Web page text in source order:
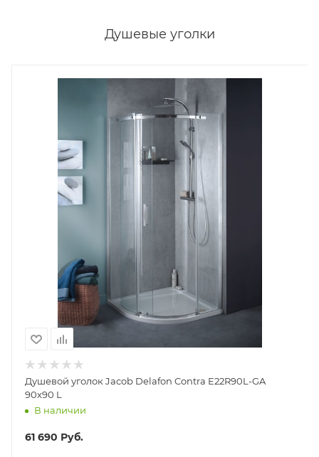
Душевые уголки
Душевой уголок Jacob Delafon Contra E22R90L-GA
90x90 L
В наличии
61 690 Руб.